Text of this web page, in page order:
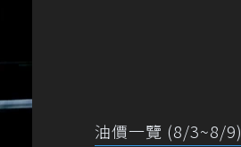
油價一覽 (8/3~8/9)